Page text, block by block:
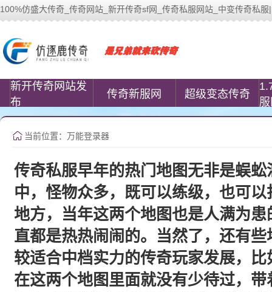
100%仿盛大传奇_传奇网站_新开传奇sf网_传奇私服网站_中变传奇私
新开传奇网站发
布
传奇新服网 超级变态传奇
当前位置：万能登录器
传奇私服早年的热门地图无非是蜈
中，怪物众多，既可以练级，也可
地方，当年这两个地图也是人满为
直都是热热闹闹的。当然了，还有
较适合中档实力的传奇玩家发展，
在这两个地图里面就没有少待过，